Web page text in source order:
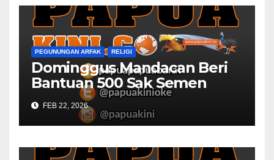
PEGUNUNGAN ARFAK RELIGI
Dominggus Mandacan Beri
Bantuan 500 Sak Semen
GPKAI Yerusalem Mbondidip
FEB 22, 2026